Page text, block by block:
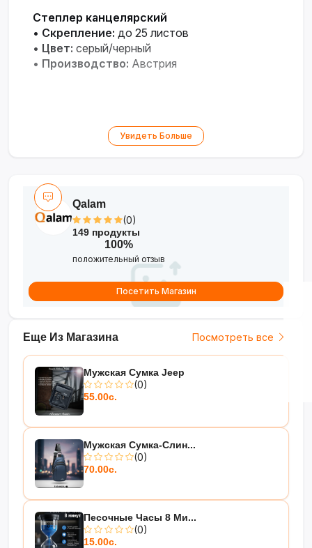
Степлер канцелярский
• Скрепление: до 25 листов
• Цвет: серый/черный
• Производство: Австрия
Увидеть Больше
Еще Из Магазина Посмотреть все
Мужская Сумка Jeep
(0)
55.00с.
Мужская Сумка-Слин...
(0)
70.00с.
Песочные Часы 8 Ми...
(0)
15.00с.
Qalam
(0)
149 продукты
100%
положительный отзыв
Посетить Магазин